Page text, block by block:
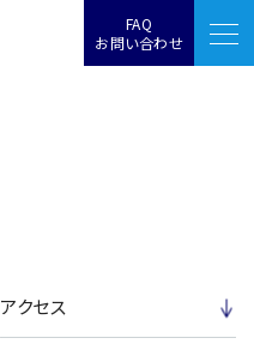
FAQ
お問い合わせ
アクセス